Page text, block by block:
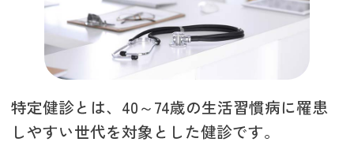
特定健診とは、40～74歳の生活習慣病に罹患
しやすい世代を対象とした健診です。